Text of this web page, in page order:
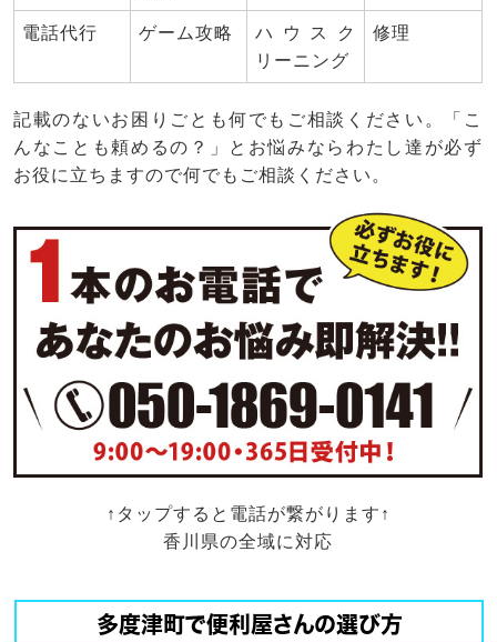
電話代行 ゲーム攻略
ハウスク
リーニング
修理
記載のないお困りごとも何でもご相談ください。「こ
んなことも頼めるの？」とお悩みならわたし達が必ず
お役に立ちますので何でもご相談ください。
↑タップすると電話が繋がります↑
香川県の全域に対応
多度津町で便利屋さんの選び方